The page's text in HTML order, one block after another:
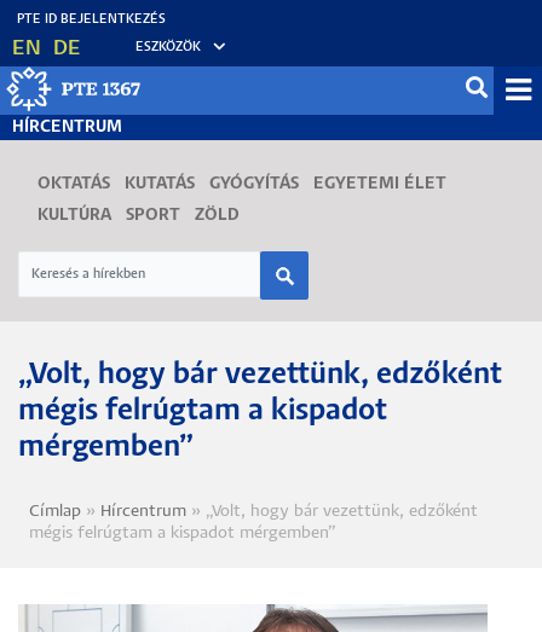
Ugrás
tartalomra
EN DE ESZKÖZÖK
HÍRCENTRUM
OKTATÁS KUTATÁS GYÓGYÍTÁS
EGYETEMI ÉLET
KULTÚRA
SPORT ZÖLD
„Volt, hogy bár vezettünk, edzőként
mégis felrúgtam a kispadot
mérgemben”
Morzsa
Címlap Hírcentrum
„Volt, hogy bár vezettünk, edzőként
mégis felrúgtam a kispadot mérgemben”